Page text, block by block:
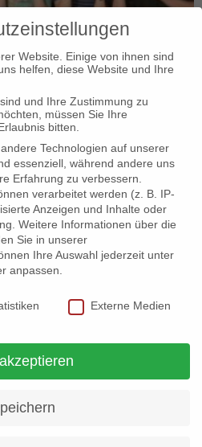
haben wir uns in
sind zur DAV-Hütte in
gefahren. Dort haben die
und dann haben
und unsere Brotzeit
Website. Einige von ihnen sind
helfen, diese Website und Ihre
und Ihre Zustimmung zu
müssen Sie Ihre
bitten.
Technologien auf unserer
essenziell, während andere uns
Erfahrung zu verbessern.
verarbeitet werden (z. B. IP-
Anzeigen und Inhalte oder
Weitere Informationen über die
Sie in unserer
Ihre Auswahl jederzeit unter
anpassen.
Externe Medien